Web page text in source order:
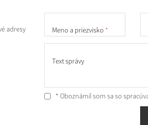
Meno a priezvisko *
Text správy
* Oboznámil som sa so
adresy